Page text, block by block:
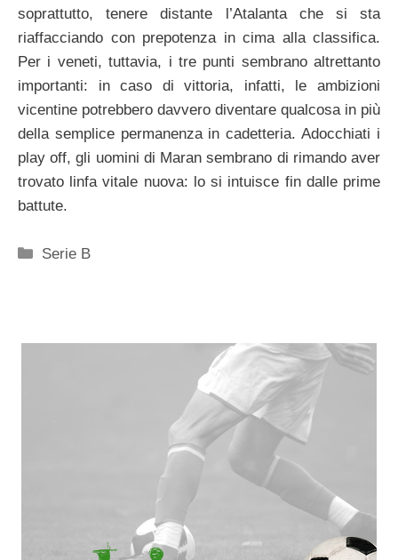
soprattutto, tenere distante l’Atalanta che si sta
riaffacciando con prepotenza in cima alla classifica.
Per i veneti, tuttavia, i tre punti sembrano altrettanto
importanti: in caso di vittoria, infatti, le ambizioni
vicentine potrebbero davvero diventare qualcosa in più
della semplice permanenza in cadetteria. Adocchiati i
play off, gli uomini di Maran sembrano di rimando aver
trovato linfa vitale nuova: lo si intuisce fin dalle prime
battute.
Categorie
Serie B